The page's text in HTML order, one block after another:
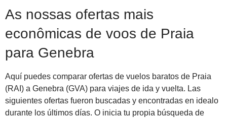
As nossas ofertas mais
econômicas de voos de Praia
para Genebra
Aquí puedes comparar ofertas de vuelos baratos de Praia
(RAI) a Genebra (GVA) para viajes de ida y vuelta. Las
siguientes ofertas fueron buscadas y encontradas en idealo
durante los últimos días. O inicia tu propia búsqueda de